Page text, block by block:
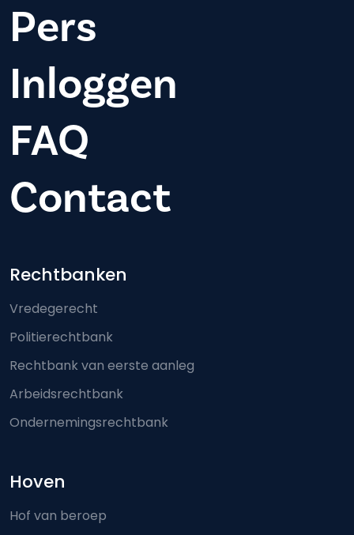
Pers
Inloggen
FAQ
Contact
Footer-menu
Rechtbanken
Vredegerecht
Politierechtbank
Rechtbank van eerste aanleg
Arbeidsrechtbank
Ondernemingsrechtbank
Hoven
Hof van beroep